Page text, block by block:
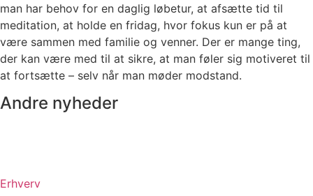
man har behov for en daglig løbetur, at afsætte tid til
meditation, at holde en fridag, hvor fokus kun er på at
være sammen med familie og venner. Der er mange ting,
der kan være med til at sikre, at man føler sig motiveret til
at fortsætte – selv når man møder modstand.
Andre nyheder
Erhverv